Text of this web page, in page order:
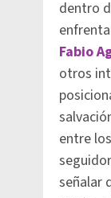
dentro
Fabio
otros
entre
señalar